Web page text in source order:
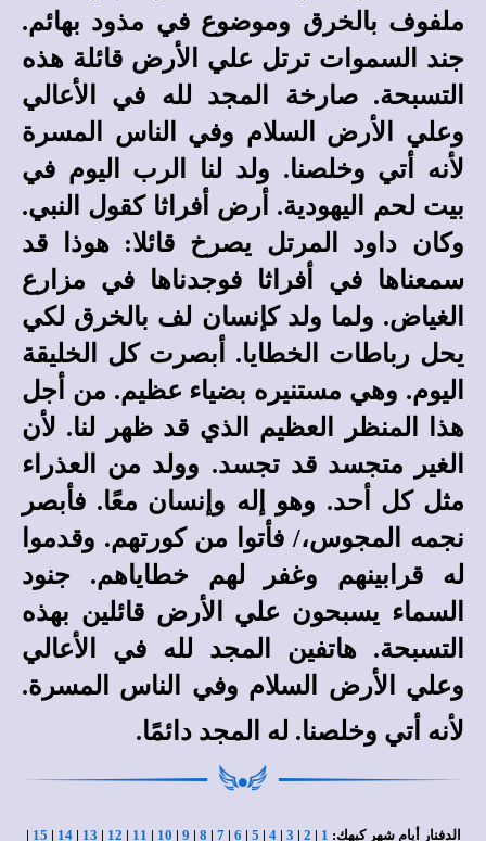
ملفوف بالخرق وموضوع في مذود بهائم.
جند السموات ترتل علي الأرض قائلة هذه
التسبحة. صارخة المجد لله في الأعالي
وعلي الأرض السلام وفي الناس المسرة
لأنه أتي وخلصنا. ولد لنا الرب اليوم في
بيت لحم اليهودية. أرض أفراثا كقول النبي.
وكان داود المرتل يصرخ قائلا: هوذا قد
سمعناها في أفراثا فوجدناها في مزارع
الغياض. ولما ولد كإنسان لف بالخرق لكي
يحل رباطات الخطايا. أبصرت كل الخليقة
اليوم. وهي مستنيره بضياء عظيم. من أجل
هذا المنظر العظيم الذي قد ظهر لنا. لأن
الغير متجسد قد تجسد. وولد من العذراء
مثل كل أحد. وهو إله وإنسان معًا. فأبصر
نجمه المجوس،/ فأتوا من كورتهم. وقدموا
له قرابينهم وغفر لهم خطاياهم. جنود
السماء يسبحون علي الأرض قائلين بهذه
التسبحة. هاتفين المجد لله في الأعالي
وعلي الأرض السلام وفي الناس المسرة.
لأنه أتي وخلصنا. له المجد دائمًا.
الدفنار أيام شهر كيهك: 1
|
2
|
3
|
4
|
5
|
6
|
7
|
8
|
9
|
10
|
11
|
12
|
13
|
14
|
15
|